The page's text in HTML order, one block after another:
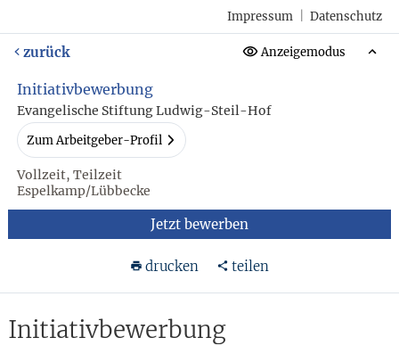
Impressum Datenschutz
zurück Anzeigemodus
Initiativbewerbung
Evangelische Stiftung Ludwig-Steil-Hof
Zum Arbeitgeber-Profil
Vollzeit, Teilzeit
Espelkamp/Lübbecke
Jetzt bewerben
drucken teilen
Initiativbewerbung